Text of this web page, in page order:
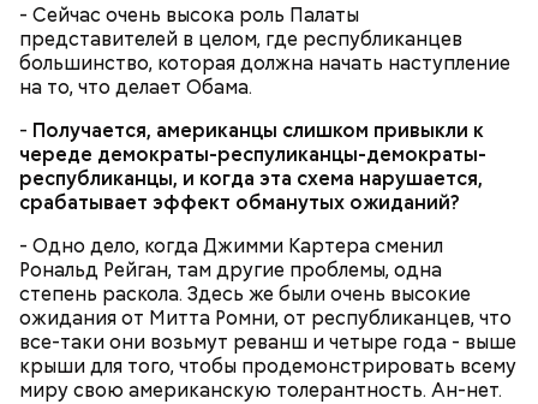
- Сейчас очень высока роль Палаты
представителей в целом, где республиканцев
большинство, которая должна начать наступление
на то, что делает Обама.
- Получается, американцы слишком привыкли к
череде демократы-респуликанцы-демократы-
республиканцы, и когда эта схема нарушается,
срабатывает эффект обманутых ожиданий?
- Одно дело, когда Джимми Картера сменил
Рональд Рейган, там другие проблемы, одна
степень раскола. Здесь же были очень высокие
ожидания от Митта Ромни, от республиканцев, что
все-таки они возьмут реванш и четыре года - выше
крыши для того, чтобы продемонстрировать всему
миру свою американскую толерантность. Ан-нет.
150 г шпината;
50 г лиственного салата;
зелень петрушки, укропа;
1/2 стакана растительного масла;
уксус по вкусу;
30 г сахара.